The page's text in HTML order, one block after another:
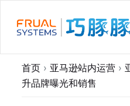
过
首页 › 亚马逊站内运营 ›
升品牌曝光和销售